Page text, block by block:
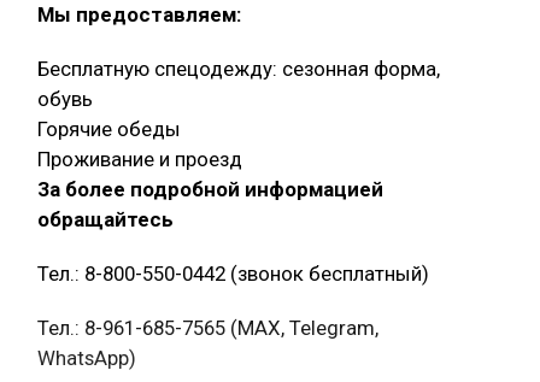
Мы предоставляем:
Бесплатную спецодежду: сезонная форма,
обувь
Горячие обеды
Проживание и проезд
За более подробной информацией
обращайтесь
Тел.: 8-800-550-0442 (звонок бесплатный)
Тел.: 8-961-685-7565 (МАХ, Telegram,
WhatsApp)